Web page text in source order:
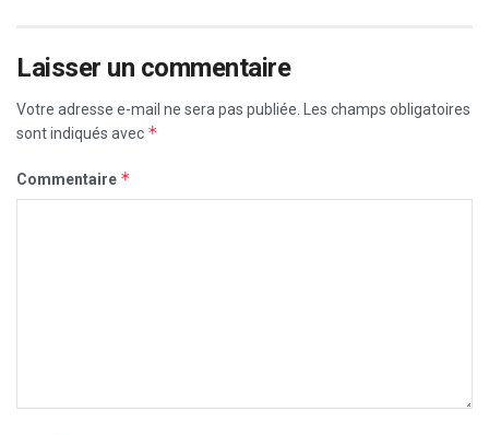
Laisser un commentaire
Votre adresse e-mail ne sera pas publiée. Les champs obligatoires
sont indiqués avec *
Commentaire *